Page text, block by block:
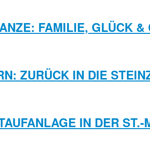
FAMILIE, GLÜCK &
ZURÜCK IN DIE
IN DER